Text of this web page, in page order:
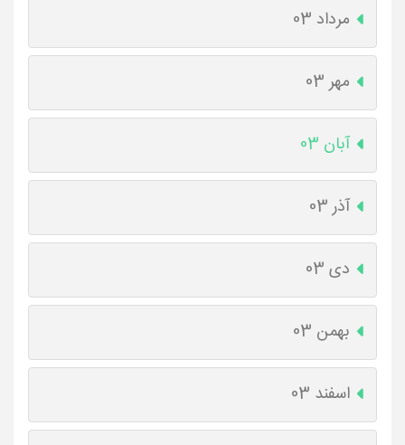
مرداد 03
مهر 03
آبان 03
آذر 03
دی 03
بهمن 03
اسفند 03